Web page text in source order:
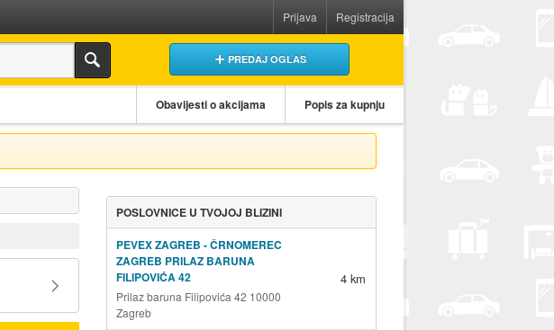
Prijava Registracija
PREDAJ OGLAS
Obavijesti o akcijama Popis za kupnju
POSLOVNICE U TVOJOJ BLIZINI
PEVEX ZAGREB - ČRNOMEREC
ZAGREB PRILAZ BARUNA
FILIPOVIĆA 42
Prilaz baruna Filipovića 42 10000
Zagreb
4 km